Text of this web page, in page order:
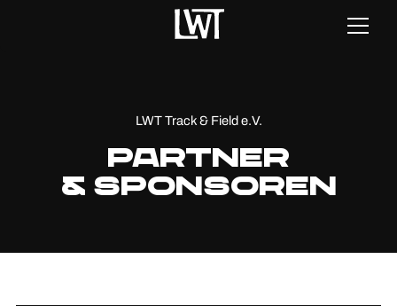
LWT Track & Field e.V.
Partner
& Sponsoren